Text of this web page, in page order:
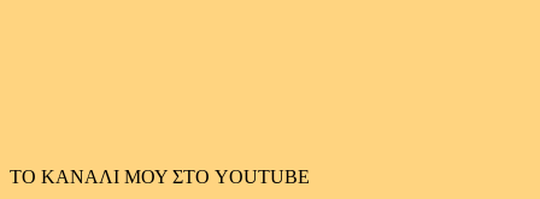
ΤΟ ΚΑΝΑΛΙ ΜΟΥ ΣΤΟ YOUTUBE